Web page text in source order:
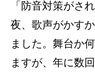
「防音対策がさ
夜、歌声がかす
ました。舞台か
ますが、年に数